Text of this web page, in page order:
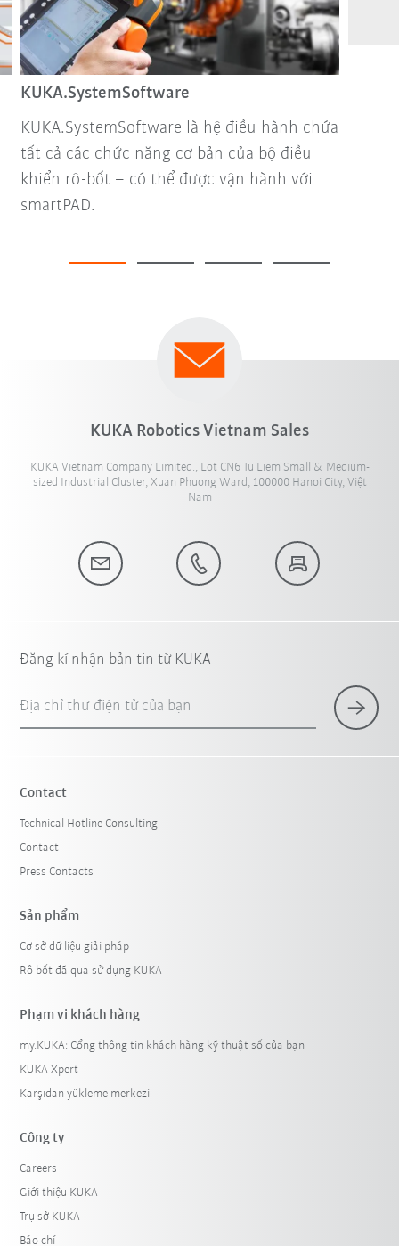
KUKA.SystemSoftware
KUKA.SystemSoftware là hệ điều hành chứa
tất cả các chức năng cơ bản của bộ điều
khiển rô-bốt – có thể được vận hành với
smartPAD.
KUKA Robotics Vietnam Sales
KUKA Vietnam Company Limited., Lot CN6 Tu Liem Small & Medium-
sized Industrial Cluster, Xuan Phuong Ward, 100000 Hanoi City, Việt
Nam
Đăng kí nhận bản tin từ KUKA
Địa chỉ thư điện tử của bạn
Contact
Technical Hotline Consulting
Contact
Press Contacts
Sản phẩm
Cơ sở dữ liệu giải pháp
Rô bốt đã qua sử dụng KUKA
Phạm vi khách hàng
my.KUKA: Cổng thông tin khách hàng kỹ thuật số của bạn
KUKA Xpert
Karşıdan yükleme merkezi
Công ty
Careers
Giới thiệu KUKA
Trụ sở KUKA
Báo chí